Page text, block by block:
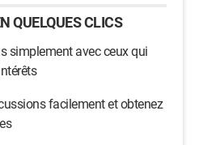
QUELQUES CLICS
simplement avec ceux qui
facilement et obtenez